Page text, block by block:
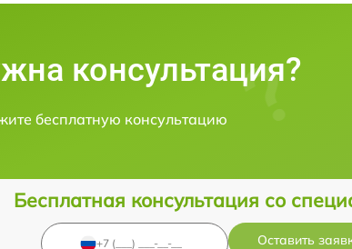
консультация?
бесплатную консультацию
Бесплатная консультация со
Оставить